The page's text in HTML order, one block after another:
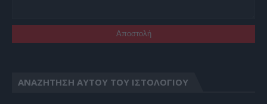
ΑΝΑΖΉΤΗΣΗ ΑΥΤΟΎ ΤΟΥ ΙΣΤΟΛΟΓΊΟΥ